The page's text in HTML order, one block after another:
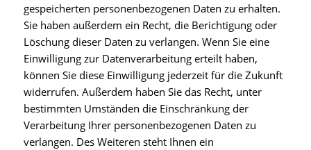
gespeicherten personenbezogenen Daten zu erhalten.
Sie haben außerdem ein Recht, die Berichtigung oder
Löschung dieser Daten zu verlangen. Wenn Sie eine
Einwilligung zur Datenverarbeitung erteilt haben,
können Sie diese Einwilligung jederzeit für die Zukunft
widerrufen. Außerdem haben Sie das Recht, unter
bestimmten Umständen die Einschränkung der
Verarbeitung Ihrer personenbezogenen Daten zu
verlangen. Des Weiteren steht Ihnen ein